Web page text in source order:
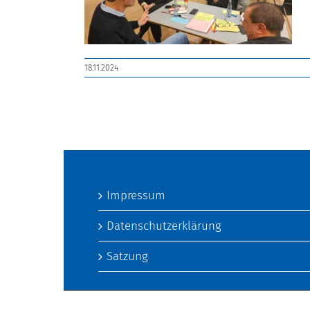
18.11.2024
Impressum
Datenschutzerklärung
Satzung